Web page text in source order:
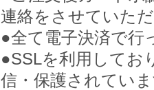
連絡をさせていた
●全て電子決済で行
●SSLを利用してお
信・保護されてい